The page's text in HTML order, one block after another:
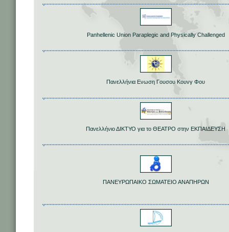
Panhellenic Union Paraplegic and Physically Challenged
Πανελλήνια Ενωση Γουσου Κουνγ Φου
Πανελλήνιο ΔΙΚΤΥΟ για το ΘΕΑΤΡΟ στην ΕΚΠΑΙΔΕΥΣΗ
ΠΑΝΕΥΡΩΠΑΙΚΟ ΣΩΜΑΤΕΙΟ ΑΝΑΠΗΡΩΝ